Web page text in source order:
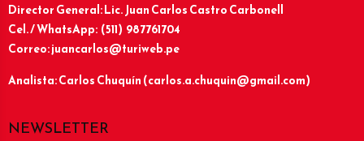
Director General: Lic.Juan Carlos Castro Carbonell
Cel. / WhatsApp: (511) 987761704
Correo: juancarlos@turiweb.pe
Analista: Carlos Chuquín (carlos.a.chuquin@gmail.com)
NEWSLETTER